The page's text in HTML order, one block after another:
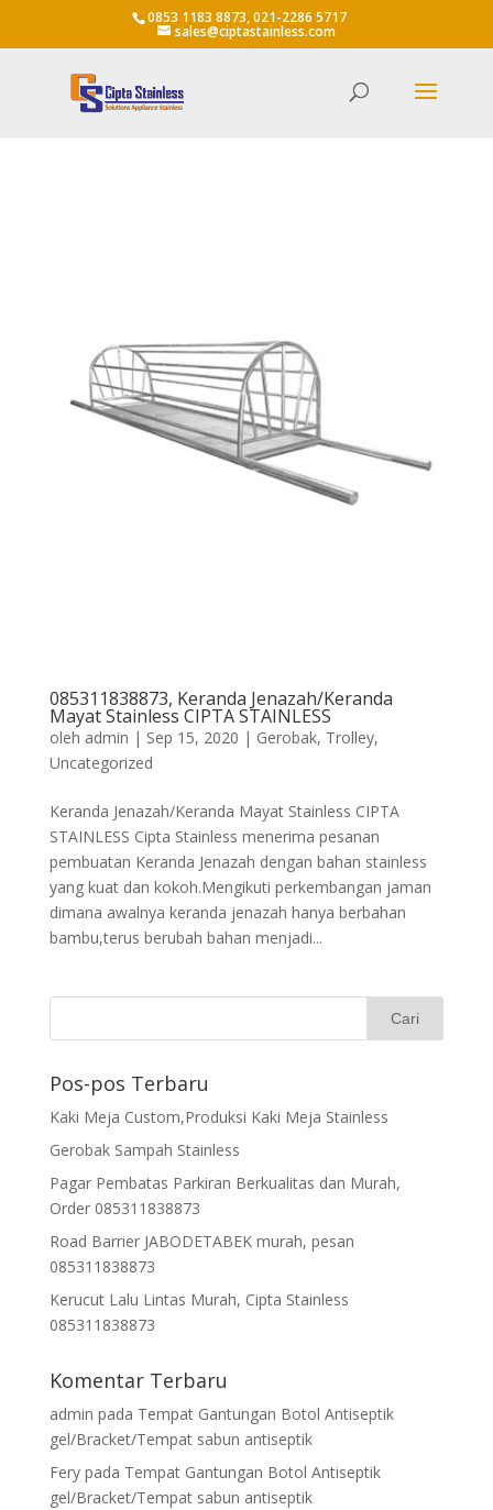
0853 1183 8873, 021-2286 5717
sales@ciptastainless.com
085311838873, Keranda Jenazah/Keranda
Mayat Stainless CIPTA STAINLESS
oleh admin | Sep 15, 2020 | Gerobak, Trolley,
Uncategorized
Keranda Jenazah/Keranda Mayat Stainless CIPTA
STAINLESS Cipta Stainless menerima pesanan
pembuatan Keranda Jenazah dengan bahan stainless
yang kuat dan kokoh.Mengikuti perkembangan jaman
dimana awalnya keranda jenazah hanya berbahan
bambu,terus berubah bahan menjadi...
Pos-pos Terbaru
Kaki Meja Custom,Produksi Kaki Meja Stainless
Gerobak Sampah Stainless
Pagar Pembatas Parkiran Berkualitas dan Murah,
Order 085311838873
Road Barrier JABODETABEK murah, pesan
085311838873
Kerucut Lalu Lintas Murah, Cipta Stainless
085311838873
Komentar Terbaru
admin pada Tempat Gantungan Botol Antiseptik
gel/Bracket/Tempat sabun antiseptik
Ferypada Tempat Gantungan Botol Antiseptik
gel/Bracket/Tempat sabun antiseptik